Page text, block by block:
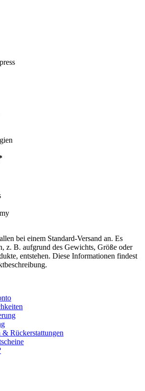
bei einem Standard-Versand an. Es
z. B. aufgrund des Gewichts, Größe oder
entstehen. Diese Informationen findest
& Rückerstattungen